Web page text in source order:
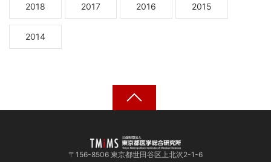
2018 2017 2016 2015
2014
〒156-8506 東京都世田谷区上北沢2-1-6